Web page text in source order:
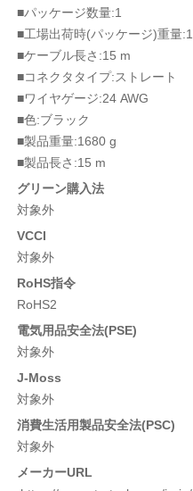
■パッケージ数量:1
■工場出荷時(パッケージ)重量
■ケーブル長さ:15 m
■コネクタタイプ:ストレート
■ワイヤゲージ:24 AWG
■色:ブラック
■製品重量:1680 g
■製品長さ:15 m
グリーン購入法
対象外
VCCI
対象外
RoHS指令
RoHS2
電気用品安全法(PSE)
対象外
J-Moss
対象外
消費生活用製品安全法(PSC)
対象外
メーカーURL